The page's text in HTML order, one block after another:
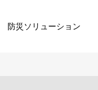
防災ソリューション